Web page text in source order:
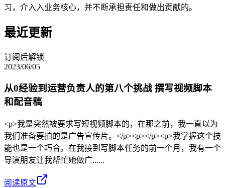
习，介入入业务核心，并不断承担责任和做出贡献的。
最近更新
订阅后解锁
2023/06/05
从0经验到运营负责人的第八个挑战 撰写视频脚本
和配音稿
<p>我是突然被要求写短视频脚本的，在那之前，我一直以为
我们准备要拍的是广告宣传片。</p><p></p><p>我掌握这个技
能也是一个巧合。在我接到写脚本任务的前一个月，我有一个
导演朋友让我帮忙她做广......
阅读原文